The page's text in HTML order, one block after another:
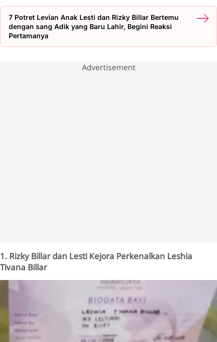
7 Potret Levian Anak Lesti dan Rizky Billar Bertemu
dengan sang Adik yang Baru Lahir, Begini Reaksi
Pertamanya
Advertisement
1. Rizky Billar dan Lesti Kejora Perkenalkan Leshia
Tivana Billar